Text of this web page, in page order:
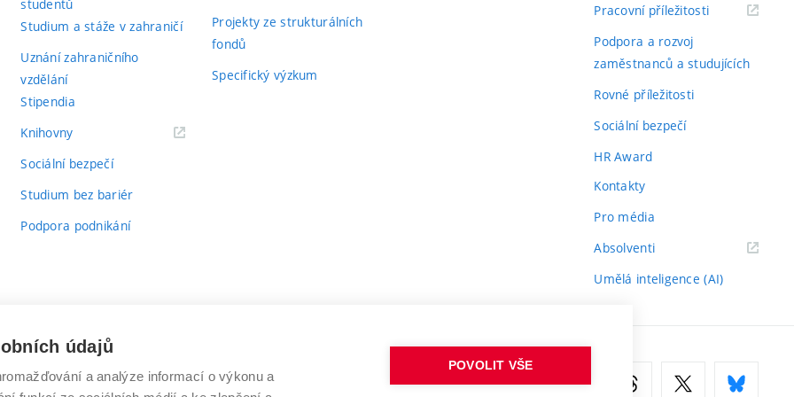
studentů
Studium a stáže v zahraničí
Uznání zahraničního
vzdělání
Stipendia
Knihovny(externí
Sociální bezpečí
Studium bez bariér
Podpora podnikání
Projekty ze strukturálních
fondů
Specifický výzkum
Pracovní příležitosti(externí
Podpora a rozvoj
zaměstnanců a studujících
Rovné příležitosti
Sociální bezpečí
HR Award
Kontakty
Pro média
Absolventi(externí
Umělá inteligence (AI)
VYSOKÉ UČENÍ TECHNICKÉ V BRNĚ
údajů
a analýze informací o výkonu a
POVOLIT VŠE